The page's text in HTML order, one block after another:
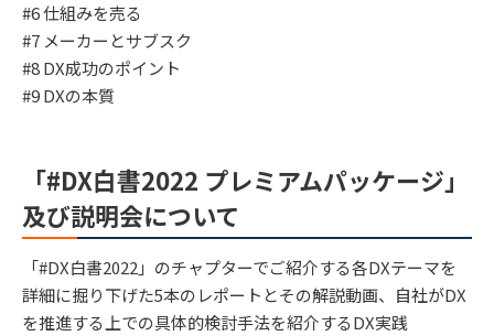
#6 仕組みを売る
#7 メーカーとサブスク
#8 DX成功のポイント
#9 DXの本質
「#DX白書2022 プレミアムパッケージ」
及び説明会について
「#DX白書2022」のチャプターでご紹介する各DXテーマを
詳細に掘り下げた5本のレポートとその解説動画、自社がDX
を推進する上での具体的検討手法を紹介するDX実践